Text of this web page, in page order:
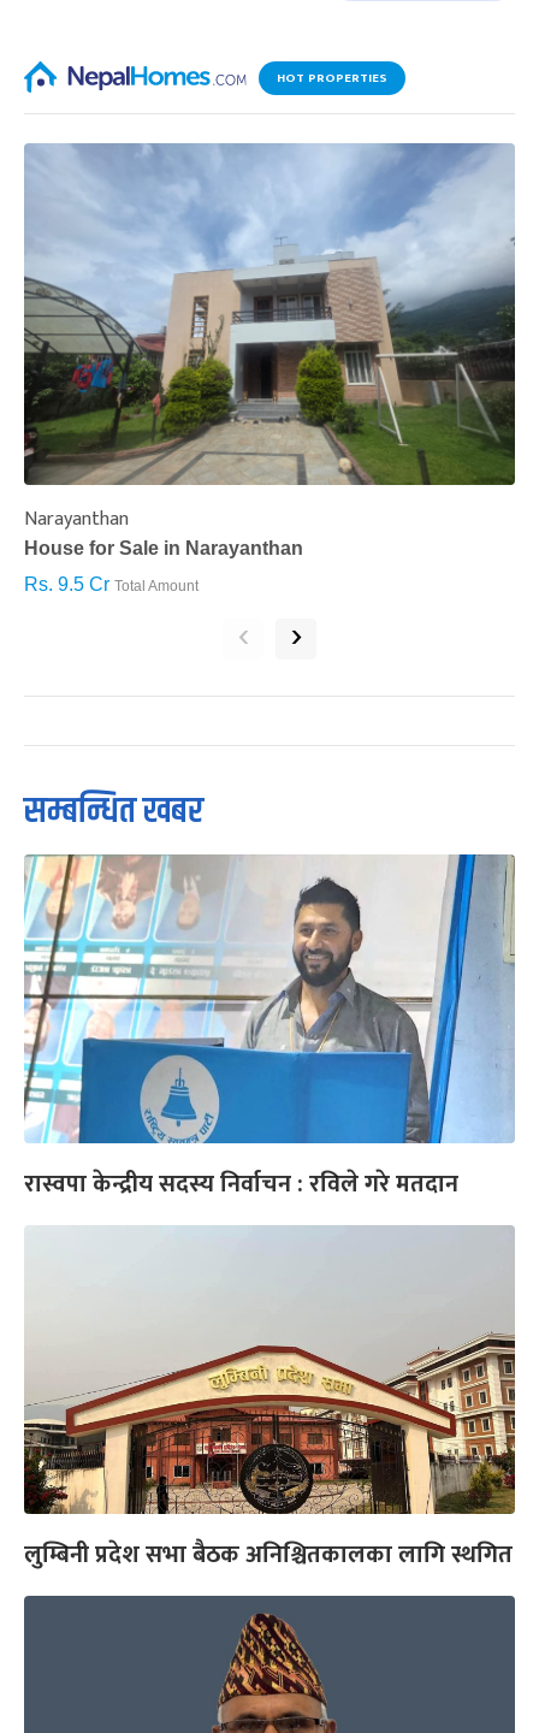
HOT PROPERTIES
Narayanthan
House for Sale in Narayanthan
Rs. 9.5 Cr Total Amount
‹ ›
सम्बन्धित खबर
रास्वपा केन्द्रीय सदस्य निर्वाचन : रविले गरे मतदान
लुम्बिनी प्रदेश सभा बैठक अनिश्चितकालका लागि स्थगित